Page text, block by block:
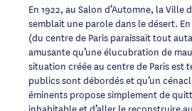
En 1922, au Salon d’Automne, la Ville
semblait une parole dans le désert.
(du centre de Paris paraissait tout
amusante qu’une élucubration de
situation créée au centre de Paris est
publics sont débordés et qu’un
éminents propose simplement de
inhabitable et d’aller le reconstruire